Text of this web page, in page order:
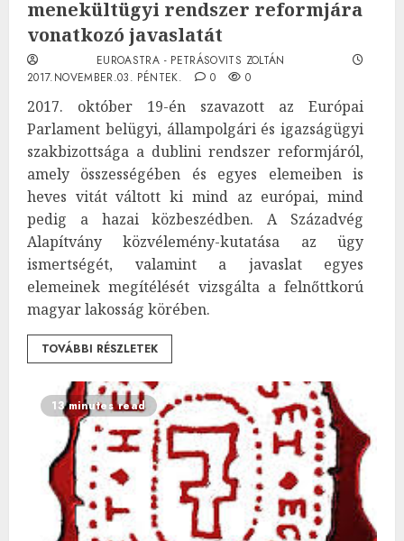
menekültügyi rendszer reformjára
vonatkozó javaslatát
EUROASTRA - PETRÁSOVITS ZOLTÁN
2017.NOVEMBER.03. PÉNTEK.
0 0
2017. október 19-én szavazott az Európai
Parlament belügyi, állampolgári és igazságügyi
szakbizottsága a dublini rendszer reformjáról,
amely összességében és egyes elemeiben is
heves vitát váltott ki mind az európai, mind
pedig a hazai közbeszédben. A Századvég
Alapítvány közvélemény-kutatása az ügy
ismertségét, valamint a javaslat egyes
elemeinek megítélését vizsgálta a felnőttkorú
magyar lakosság körében.
TOVÁBBI RÉSZLETEK
13 minutes read